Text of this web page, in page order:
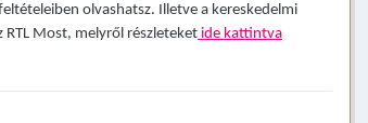
olvashatsz. Illetve a kereskedelmi
Most, melyről részleteket ide kattintva